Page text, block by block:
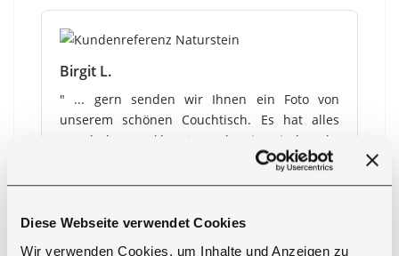
Diese Webseite verwendet Cookies
Wir verwenden Cookies, um Inhalte und Anzeigen zu
Birgit L.
" ... gern senden wir Ihnen ein Foto von
unserem schönen Couchtisch. Es hat alles
wunderbar geklappt und wir sind sehr